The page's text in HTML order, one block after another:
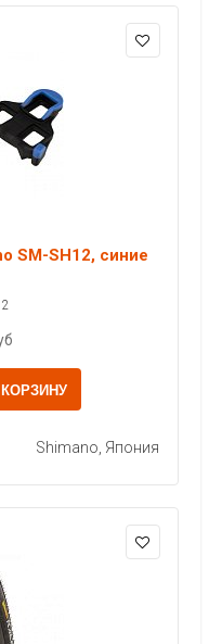
SM-SH12, синие
КОРЗИНУ
Shimano, Япония